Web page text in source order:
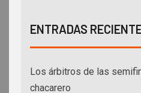
ENTRADAS
Los árbitros de las
chacarero